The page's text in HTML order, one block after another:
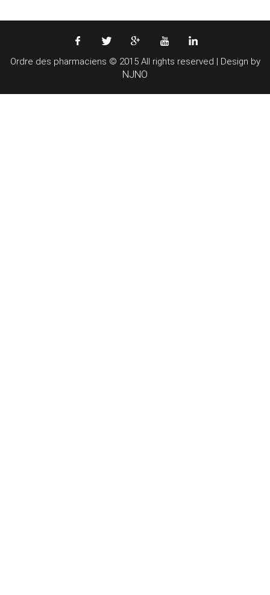
Ordre des pharmaciens © 2015 All rights reserved | Design by
NJNO